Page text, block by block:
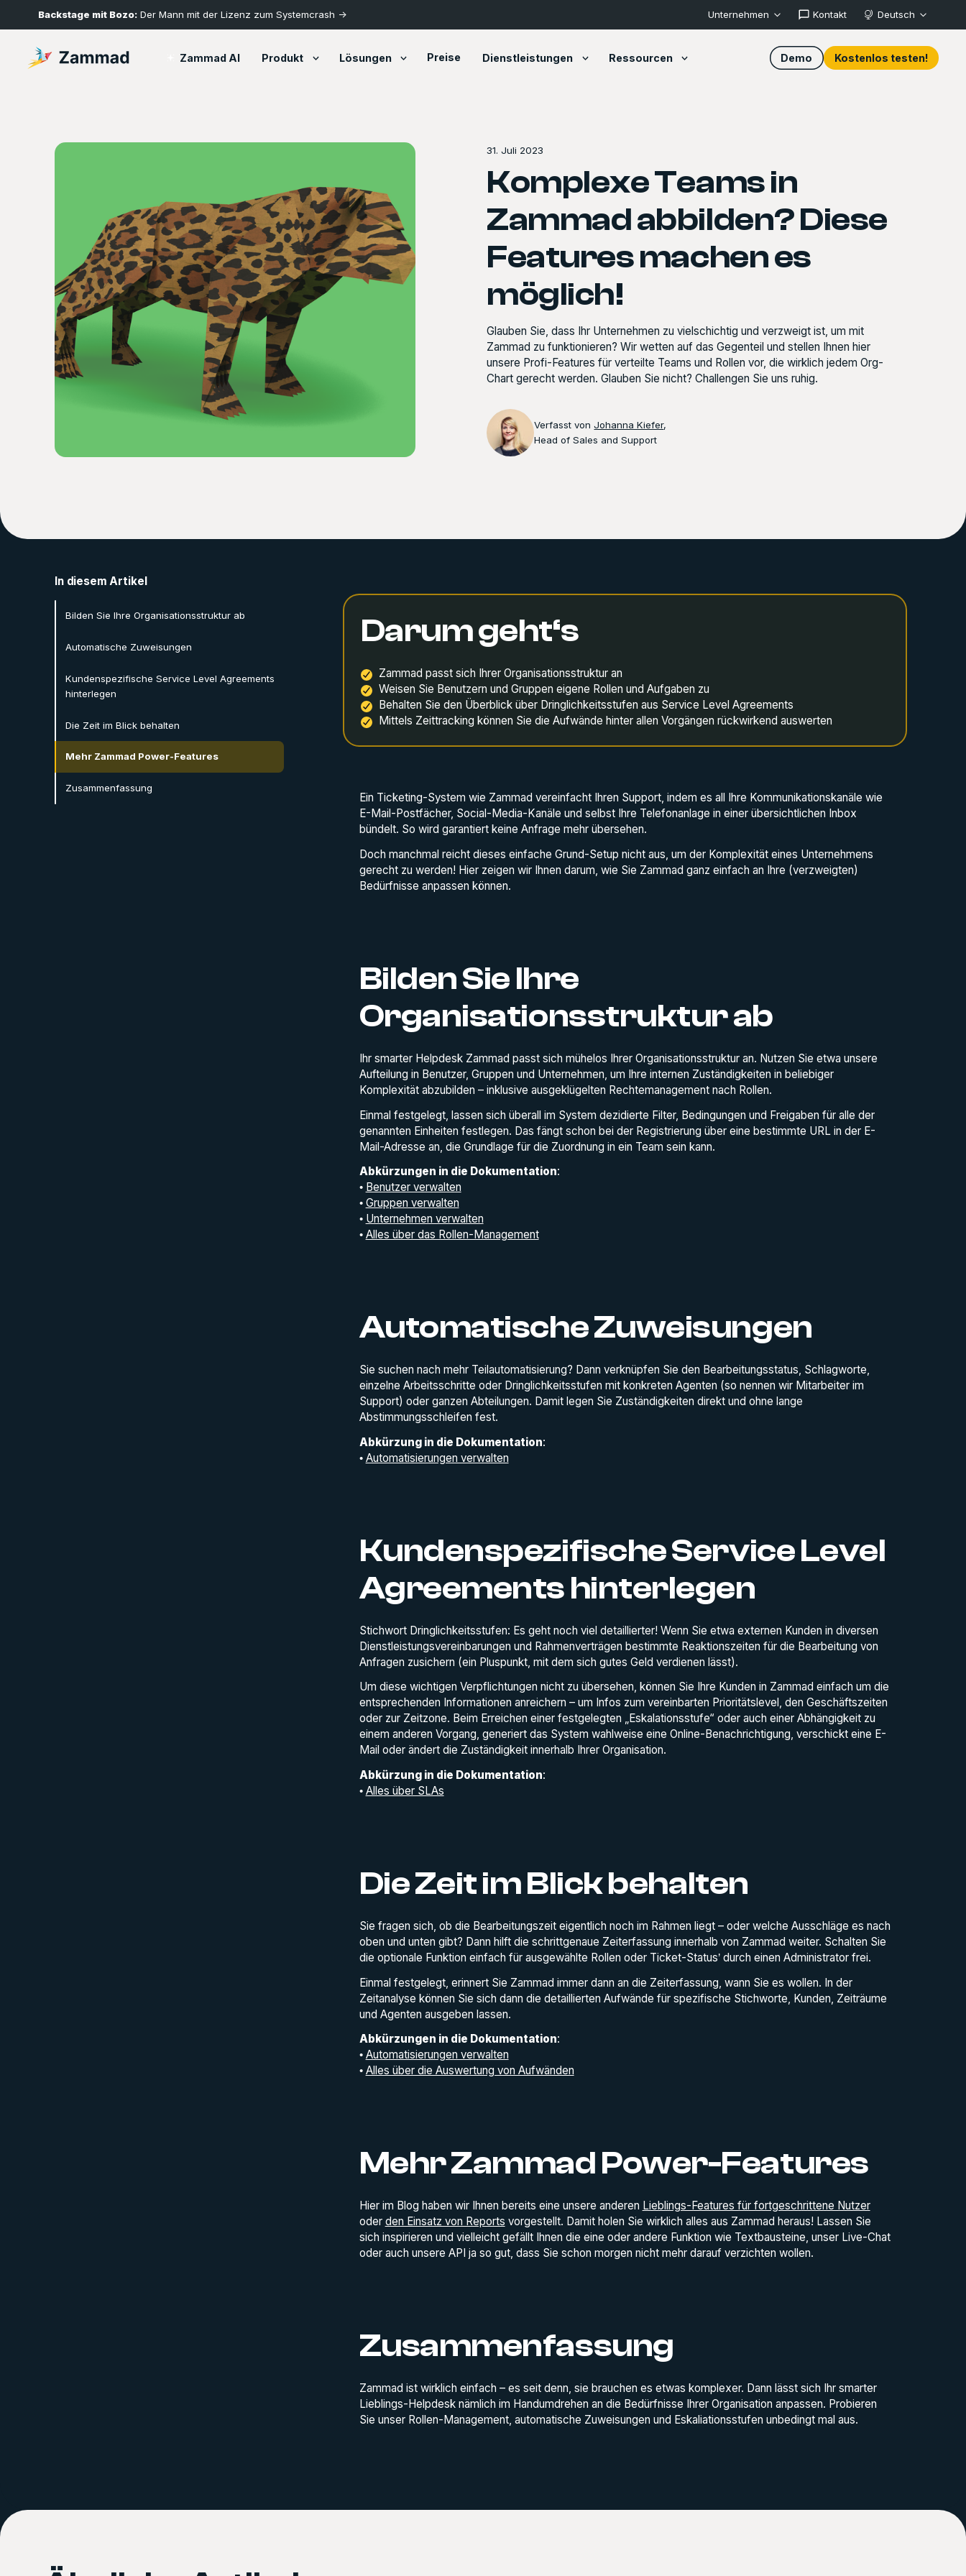
Backstage mit Bozo: Der Mann mit der Lizenz zum Systemcrash -> Unternehmen Kontakt Deutsch
Zammad AI Produkt Lösungen Preise Dienstleistungen Ressourcen Demo Kostenlos testen!
31. Juli 2023
Komplexe Teams in
Zammad abbilden? Diese
Features machen es
möglich!
Glauben Sie, dass Ihr Unternehmen zu vielschichtig und verzweigt ist, um mit
Zammad zu funktionieren? Wir wetten auf das Gegenteil und stellen Ihnen hier
unsere Profi-Features für verteilte Teams und Rollen vor, die wirklich jedem Org-
Chart gerecht werden. Glauben Sie nicht? Challengen Sie uns ruhig.
Verfasst vonJohanna Kiefer,
Head of Sales and Support
In diesem Artikel
Bilden Sie Ihre Organisationsstruktur ab
Automatische Zuweisungen
Kundenspezifische Service Level Agreements
hinterlegen
Die Zeit im Blick behalten
Mehr Zammad Power-Features
Zusammenfassung
Darum geht‘s
Zammad passt sich Ihrer Organisationsstruktur an
Weisen Sie Benutzern und Gruppen eigene Rollen und Aufgaben zu
Behalten Sie den Überblick über Dringlichkeitsstufen aus Service Level Agreements
Mittels Zeittracking können Sie die Aufwände hinter allen Vorgängen rückwirkend auswerten
Ein Ticketing-System wie Zammad vereinfacht Ihren Support, indem es all Ihre Kommunikationskanäle wie
E-Mail-Postfächer, Social-Media-Kanäle und selbst Ihre Telefonanlage in einer übersichtlichen Inbox
bündelt. So wird garantiert keine Anfrage mehr übersehen.
Doch manchmal reicht dieses einfache Grund-Setup nicht aus, um der Komplexität eines Unternehmens
gerecht zu werden! Hier zeigen wir Ihnen darum, wie Sie Zammad ganz einfach an Ihre (verzweigten)
Bedürfnisse anpassen können.
Bilden Sie Ihre
Organisationsstruktur ab
Ihr smarter Helpdesk Zammad passt sich mühelos Ihrer Organisationsstruktur an. Nutzen Sie etwa unsere
Aufteilung in Benutzer, Gruppen und Unternehmen, um Ihre internen Zuständigkeiten in beliebiger
Komplexität abzubilden – inklusive ausgeklügelten Rechtemanagement nach Rollen.
Einmal festgelegt, lassen sich überall im System dezidierte Filter, Bedingungen und Freigaben für alle der
genannten Einheiten festlegen. Das fängt schon bei der Registrierung über eine bestimmte URL in der E-
Mail-Adresse an, die Grundlage für die Zuordnung in ein Team sein kann.
Abkürzungen in die Dokumentation:
• Benutzer verwalten
• Gruppen verwalten
• Unternehmen verwalten
• Alles über das Rollen-Management
Automatische Zuweisungen
Sie suchen nach mehr Teilautomatisierung? Dann verknüpfen Sie den Bearbeitungsstatus, Schlagworte,
einzelne Arbeitsschritte oder Dringlichkeitsstufen mit konkreten Agenten (so nennen wir Mitarbeiter im
Support) oder ganzen Abteilungen. Damit legen Sie Zuständigkeiten direkt und ohne lange
Abstimmungsschleifen fest.
Abkürzung in die Dokumentation:
• Automatisierungen verwalten
Kundenspezifische Service Level
Agreements hinterlegen
Stichwort Dringlichkeitsstufen: Es geht noch viel detaillierter! Wenn Sie etwa externen Kunden in diversen
Dienstleistungsvereinbarungen und Rahmenverträgen bestimmte Reaktionszeiten für die Bearbeitung von
Anfragen zusichern (ein Pluspunkt, mit dem sich gutes Geld verdienen lässt).
Um diese wichtigen Verpflichtungen nicht zu übersehen, können Sie Ihre Kunden in Zammad einfach um die
entsprechenden Informationen anreichern – um Infos zum vereinbarten Prioritätslevel, den Geschäftszeiten
oder zur Zeitzone. Beim Erreichen einer festgelegten „Eskalationsstufe“ oder auch einer Abhängigkeit zu
einem anderen Vorgang, generiert das System wahlweise eine Online-Benachrichtigung, verschickt eine E-
Mail oder ändert die Zuständigkeit innerhalb Ihrer Organisation.
Abkürzung in die Dokumentation:
• Alles über SLAs
Die Zeit im Blick behalten
Sie fragen sich, ob die Bearbeitungszeit eigentlich noch im Rahmen liegt – oder welche Ausschläge es nach
oben und unten gibt? Dann hilft die schrittgenaue Zeiterfassung innerhalb von Zammad weiter. Schalten Sie
die optionale Funktion einfach für ausgewählte Rollen oder Ticket-Status’ durch einen Administrator frei.
Einmal festgelegt, erinnert Sie Zammad immer dann an die Zeiterfassung, wann Sie es wollen. In der
Zeitanalyse können Sie sich dann die detaillierten Aufwände für spezifische Stichworte, Kunden, Zeiträume
und Agenten ausgeben lassen.
Abkürzungen in die Dokumentation:
• Automatisierungen verwalten
• Alles über die Auswertung von Aufwänden
Mehr Zammad Power-Features
Hier im Blog haben wir Ihnen bereits eine unsere anderen Lieblings-Features für fortgeschrittene Nutzer
oder den Einsatz von Reports vorgestellt. Damit holen Sie wirklich alles aus Zammad heraus! Lassen Sie
sich inspirieren und vielleicht gefällt Ihnen die eine oder andere Funktion wie Textbausteine, unser Live-Chat
oder auch unsere API ja so gut, dass Sie schon morgen nicht mehr darauf verzichten wollen.
Zusammenfassung
Zammad ist wirklich einfach – es seit denn, sie brauchen es etwas komplexer. Dann lässt sich Ihr smarter
Lieblings-Helpdesk nämlich im Handumdrehen an die Bedürfnisse Ihrer Organisation anpassen. Probieren
Sie unser Rollen-Management, automatische Zuweisungen und Eskaliationsstufen unbedingt mal aus.